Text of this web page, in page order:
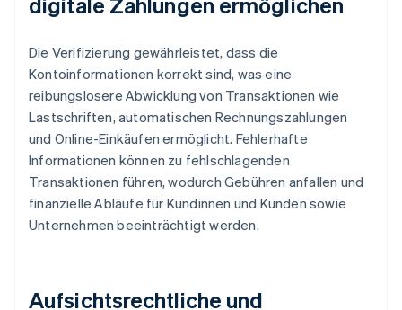
Die Verifizierung gewährleistet, dass die
Kontoinformationen korrekt sind, was eine
reibungslosere Abwicklung von Transaktionen wie
Lastschriften, automatischen Rechnungszahlungen
und Online-Einkäufen ermöglicht. Fehlerhafte
Informationen können zu fehlschlagenden
Transaktionen führen, wodurch Gebühren anfallen und
finanzielle Abläufe für Kundinnen und Kunden sowie
Unternehmen beeinträchtigt werden.
Aufsichtsrechtliche und